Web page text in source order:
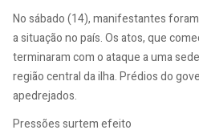
No sábado (14), manifestantes
a situação no país. Os atos, que
terminaram com o ataque a uma
região central da ilha. Prédios do
apedrejados.
Pressões surtem efeito